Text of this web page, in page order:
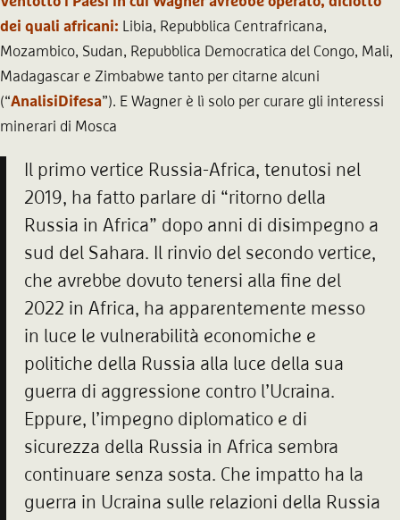
dei quali africani: Libia, Repubblica Centrafricana,
Mozambico, Sudan, Repubblica Democratica del Congo, Mali,
Madagascar e Zimbabwe tanto per citarne alcuni
(“AnalisiDifesa”). E Wagner è lì solo per curare gli interessi
minerari di Mosca
Il primo vertice Russia-Africa, tenutosi nel
2019, ha fatto parlare di “ritorno della
Russia in Africa” dopo anni di disimpegno a
sud del Sahara. Il rinvio del secondo vertice,
che avrebbe dovuto tenersi alla fine del
2022 in Africa, ha apparentemente messo
in luce le vulnerabilità economiche e
politiche della Russia alla luce della sua
guerra di aggressione contro l’Ucraina.
Eppure, l’impegno diplomatico e di
sicurezza della Russia in Africa sembra
continuare senza sosta. Che impatto ha la
guerra in Ucraina sulle relazioni della Russia